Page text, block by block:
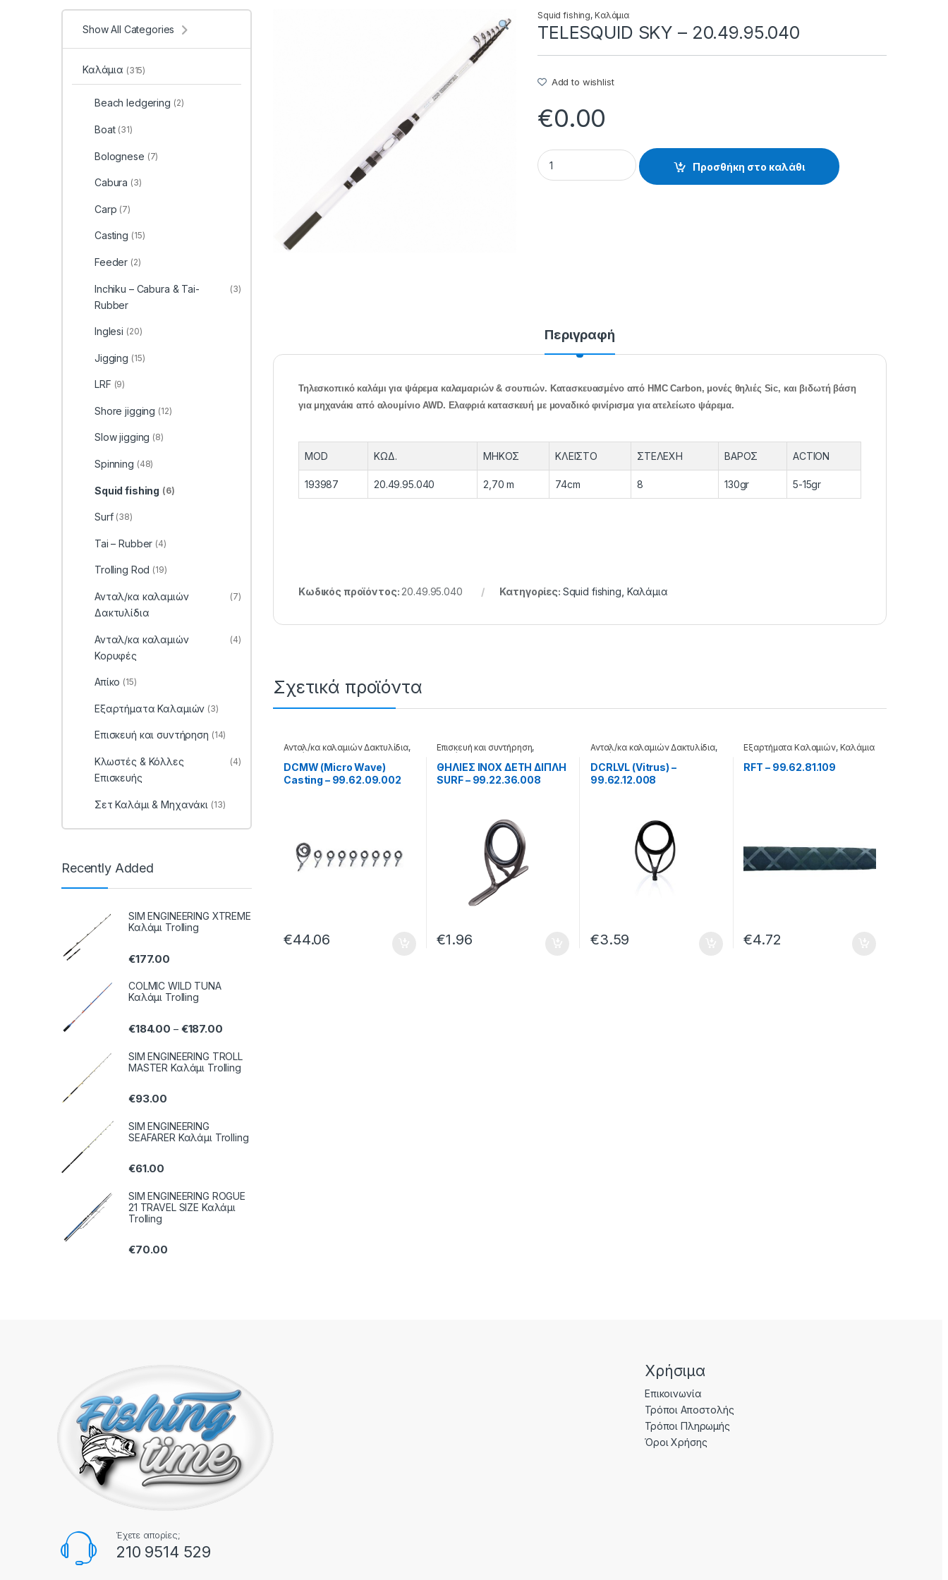
Squid fishing, Καλάμια
TELESQUID SKY – 20.49.95.040
Add to wishlist
€0.00
TELESQUID SKY - 20.49.95.040 quantity
Προσθήκη στο καλάθι
Περιγραφή
Τηλεσκοπικό καλάμι για ψάρεμα καλαμαριών & σουπιών. Κατασκευασμένο από HMC Carbon, μονές θηλιές Sic, και βιδωτή βάση
για μηχανάκι από αλουμίνιο AWD. Ελαφριά κατασκευή με μοναδικό φινίρισμα για ατελείωτο ψάρεμα.
MOD ΚΩΔ. ΜΗΚΟΣ ΚΛΕΙΣΤΟ ΣΤΕΛΕΧΗ ΒΑΡΟΣ ACTION
193987 20.49.95.040 2,70 m 74cm 8 130gr 5-15gr
Κωδικός προϊόντος: 20.49.95.040 Κατηγορίες: Squid fishing Καλάμια
Σχετικά προϊόντα
Ανταλ/κα καλαμιών Δακτυλίδια,
Καλάμια
DCMW (Micro Wave)
Casting – 99.62.09.002
€44.06
Επισκευή και συντήρηση,
Καλάμια
ΘΗΛΙΕΣ INOX ΔΕΤΗ ΔΙΠΛΗ
SURF – 99.22.36.008
€1.96
Ανταλ/κα καλαμιών Δακτυλίδια,
Καλάμια
DCRLVL (Vitrus) –
99.62.12.008
€3.59
Εξαρτήματα Καλαμιών, Καλάμια
RFT – 99.62.81.109
€4.72
Show All Categories
Καλάμια (315)
Beach ledgering (2)
Boat (31)
Bolognese (7)
Cabura (3)
Carp (7)
Casting (15)
Feeder (2)
Inchiku – Cabura & Tai-
Rubber
(3)
Inglesi (20)
Jigging (15)
LRF (9)
Shore jigging (12)
Slow jigging (8)
Spinning (48)
Squid fishing (6)
Surf (38)
Tai – Rubber (4)
Trolling Rod (19)
Ανταλ/κα καλαμιών
Δακτυλίδια
(7)
Ανταλ/κα καλαμιών
Κορυφές
(4)
Απίκο (15)
Εξαρτήματα Καλαμιών (3)
Επισκευή και συντήρηση (14)
Κλωστές & Κόλλες
Επισκευής
(4)
Σετ Καλάμι & Μηχανάκι (13)
Recently Added
SIM ENGINEERING XTREME
Καλάμι Trolling
€177.00
COLMIC WILD TUNA
Καλάμι Trolling
€184.00 – €187.00
SIM ENGINEERING TROLL
MASTER Καλάμι Trolling
€93.00
SIM ENGINEERING
SEAFARER Καλάμι Trolling
€61.00
SIM ENGINEERING ROGUE
21 TRAVEL SIZE Καλάμι
Trolling
€70.00
Έχετε απορίες;
210 9514 529
Χρήσιμα
Επικοινωνία
Τρόποι Αποστολής
Τρόποι Πληρωμής
Όροι Χρήσης